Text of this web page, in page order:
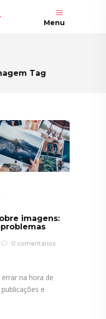
Menu
Tag
imagens:
0 comentários
na hora de
e